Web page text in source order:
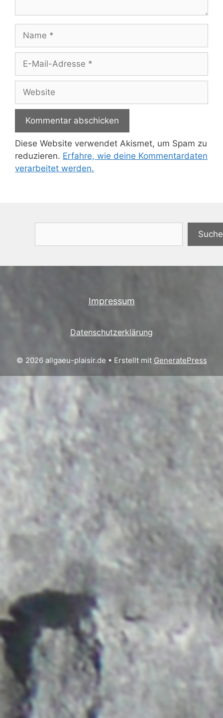
Name
Adresse
Website
Diese Website verwendet Akismet, um Spam zu
reduzieren. Erfahre, wie deine Kommentardaten
verarbeitet werden.
Impressum
Datenschutzerklärung
© 2026 allgaeu-plaisir.de • Erstellt mit GeneratePress